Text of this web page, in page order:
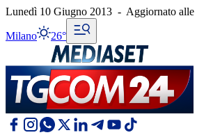
Lunedì 10 Giugno 2013 - Aggiornato alle
Milano 26°